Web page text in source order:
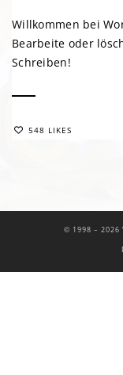
Willkommen bei
Bearbeite oder
Schreiben!
548 LIKES
© 1998 – 2026